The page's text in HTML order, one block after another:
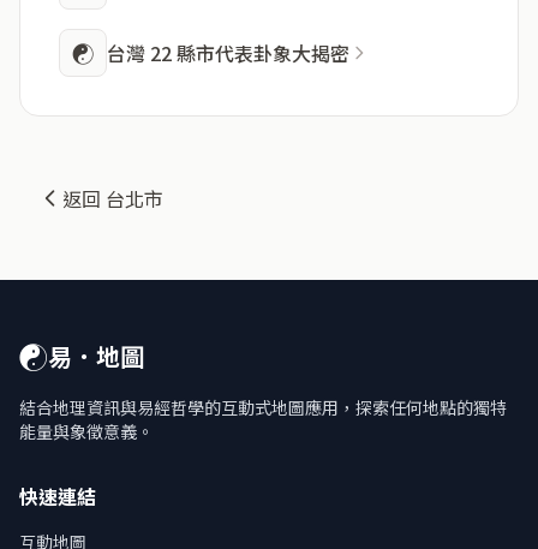
☯ 台灣 22 縣市代表卦象大揭密
返回 台北市
☯易．地圖
結合地理資訊與易經哲學的互動式地圖應用，探索任何地點的獨特
能量與象徵意義。
快速連結
互動地圖